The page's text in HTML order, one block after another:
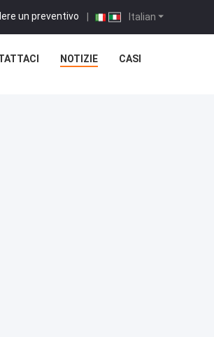
Italian
un preventivo |
NOTIZIE CASI